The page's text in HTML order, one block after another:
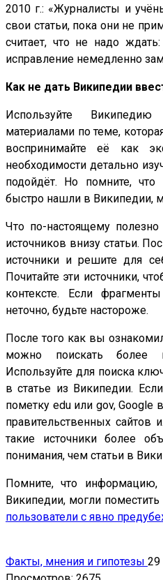
2010 г.: «Журналисты и
свои статьи, пока они не
считает, что не надо
исправление немедленно
Как не дать Википедии
Используйте
материалами по теме,
воспринимайте её как
необходимости детально
подойдёт. Но помните,
быстро нашли в Википедии,
Что по-настоящему
источников внизу статьи.
источники и решите для
Почитайте эти источники,
контексте. Если
неточно, будьте настороже.
После того как вы
можно поискать более
Используйте для поиска
в статье из Википедии.
пометку edu или gov, Google
правительственных сайтов
такие источники более
понимания, чем статьи в
Помните, что
Википедии, могли
пользователи с явно
Факты, мнения и гипотезы 29